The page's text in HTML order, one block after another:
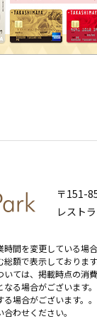
〒151-
レスト
間を変更している場合
額で表示しております
ては、掲載時点の消
る場合がございます。
場合がございます。。
わせください。